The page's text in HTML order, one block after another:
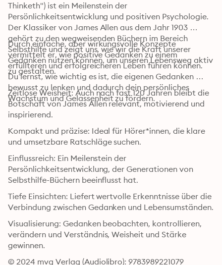
Thinketh") ist ein Meilenstein der
Persönlichkeitsentwicklung und positiven Psychologie.
Der Klassiker von James Allen aus dem Jahr 1903
gehört zu den wegweisenden Büchern im Bereich
Selbsthilfe und zeigt uns, wie wir die Kraft unserer
Gedanken nutzen können, um unseren Lebensweg aktiv
zu gestalten.
Durch einfache, aber wirkungsvolle Konzepte
vermittelt er, wie positive Gedanken zu einem
erfüllteren und erfolgreicheren Leben führen können.
Du lernst, wie wichtig es ist, die eigenen Gedanken
bewusst zu lenken und dadurch dein persönliches
Wachstum und Gelassenheit zu fördern.
Zeitlose Weisheit: Auch nach fast 120 Jahren bleibt die
Botschaft von James Allen relevant, motivierend und
inspirierend.
Kompakt und präzise: Ideal für Hörer*innen, die klare
und umsetzbare Ratschläge suchen.
Einflussreich: Ein Meilenstein der
Persönlichkeitsentwicklung, der Generationen von
Selbsthilfe-Büchern beeinflusst hat.
Tiefe Einsichten: Liefert wertvolle Erkenntnisse über die
Verbindung zwischen Gedanken und Lebensumständen.
Visualisierung: Gedanken beobachten, kontrollieren,
verändern und Verständnis, Weisheit und Stärke
gewinnen.
© 2024 mvg Verlag (Audiolibro): 9783989221079